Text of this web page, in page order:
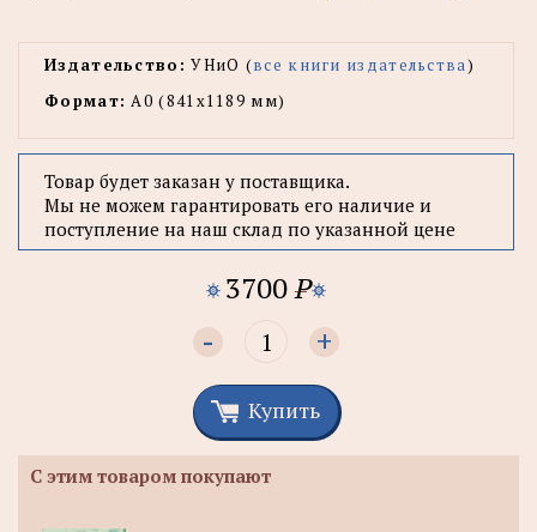
Издательство: УНиО (все книги издательства)
Формат: А0 (841x1189 мм)
Товар будет заказан у поставщика.
Мы не можем гарантировать его наличие и
поступление на наш склад по указанной цене
3700P
- +
Купить
С этим товаром покупают